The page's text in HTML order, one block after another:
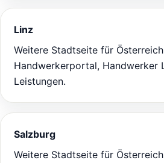
Linz
Weitere Stadtseite für
Handwerkerportal, Handwerker
Leistungen.
Salzburg
Weitere Stadtseite für